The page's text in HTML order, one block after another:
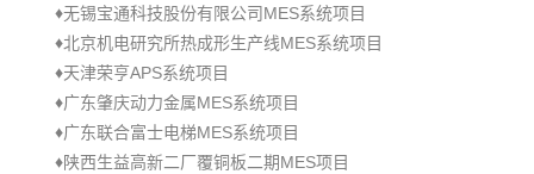
♦无锡宝通科技股份有限公司 MES系统项目
♦北京机电研究所热成形生产线MES系统项目
♦天津荣亨APS系统项目
♦广东肇庆动力金属MES系统项目
♦广东联合富士电梯MES系统项目
♦陕西生益高新二厂覆铜板二期 MES项目